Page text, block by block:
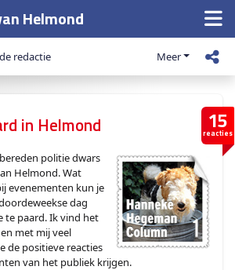
Helmond
redactie Meer
15
reacties
in Helmond
politie dwars
Helmond. Wat
evenementen kun je
dag
te paard. Ik vind het
met mij veel
de positieve reacties
van het publiek krijgen.